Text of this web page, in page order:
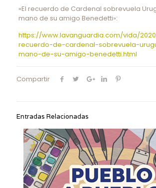
«El recuerdo de Cardenal sobrevuela
mano de su amigo Benedetti»:
https://www.lavanguardia.com/vida/
recuerdo-de-cardenal-sobrevuela-
mano-de-su-amigo-benedetti.html
Compartir
Entradas Relacionadas